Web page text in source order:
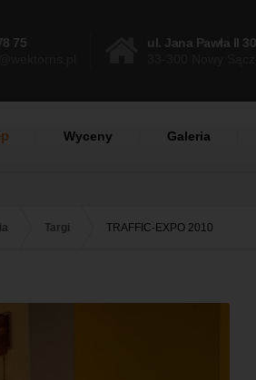
75
ul. Jana Pawła II 30
Wyceny Galeria
Targi TRAFFIC-EXPO 2010